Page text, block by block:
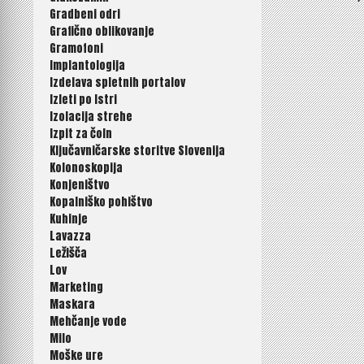
Gradbeni odri
Grafično oblikovanje
Gramofoni
Implantologija
Izdelava spletnih portalov
Izleti po Istri
Izolacija strehe
Izpit za čoln
Ključavničarske storitve Slovenija
Kolonoskopija
Konjeništvo
Kopalniško pohištvo
Kuhinje
Lavazza
Ležišča
Lov
Marketing
Maskara
Mehčanje vode
Milo
Moške ure